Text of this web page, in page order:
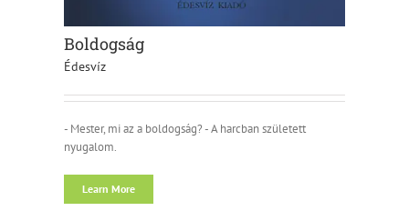
Boldogság
Édesvíz
- Mester, mi az a boldogság? - A harcban született
nyugalom.
Learn More